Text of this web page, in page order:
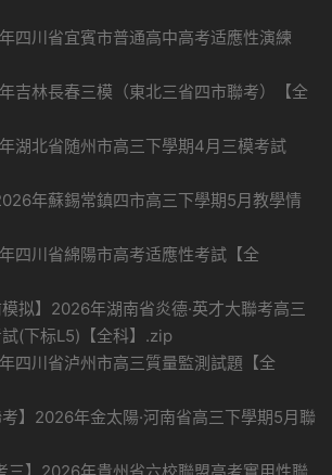
四川省宜賓市普通高中高考适應性演練
吉林長春三模（東北三省四市聯考）【全
湖北省随州市高三下學期4月三模考試
年蘇錫常鎮四市高三下學期5月教學情
四川省綿陽市高考适應性考試【全
模拟】2026年湖南省炎德·英才大聯考高三
(下标L5)【全科】.zip
四川省泸州市高三質量監測試題【全
考】2026年金太陽·河南省高三下學期5月聯